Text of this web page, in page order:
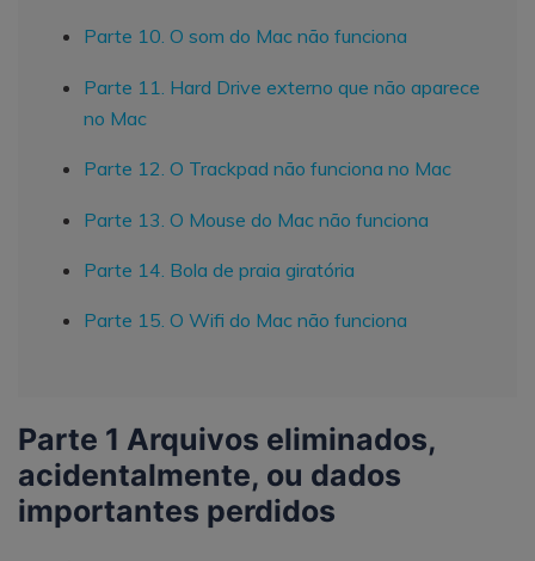
Parte 10. O som do Mac não funciona
Parte 11. Hard Drive externo que não aparece
no Mac
Parte 12. O Trackpad não funciona no Mac
Parte 13. O Mouse do Mac não funciona
Parte 14. Bola de praia giratória
Parte 15. O Wifi do Mac não funciona
Parte 1 Arquivos eliminados,
acidentalmente, ou dados
importantes perdidos